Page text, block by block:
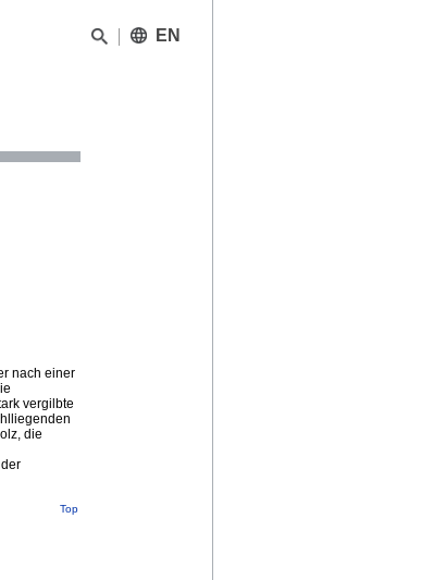
EN
nach einer
vergilbte
die
Top